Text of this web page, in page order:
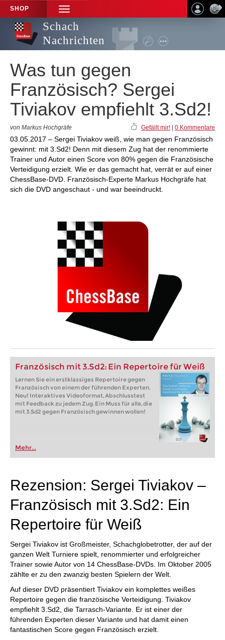
SHOP
TOGGLE
NAVIGATION
Schach
Nachrichten
Was tun gegen
Französisch? Sergei
Tiviakov empfiehlt 3.Sd2!
von Markus Hochgräfe Gefällt mir! 0 Kommentare
03.05.2017 – Sergei Tiviakov weiß, wie man gegen Französisch
gewinnt: mit 3.Sd2! Denn mit diesem Zug hat der renommierte
Trainer und Autor einen Score von 80% gegen die Französische
Verteidigung erzielt. Wie er das gemacht hat, verrät er auf einer
ChessBase-DVD. Französisch-Experte Markus Hochgräfe hat
sich die DVD angeschaut - und war beeindruckt.
Französisch mit 3.Sd2: Ein Repertoire für Weiß
Lernen Sie ein erstklassiges Repertoire gegen
Französisch von einem der führenden Experten.
Neu! Interaktives Videoformat, Abschlusstest
mit Feedback zu jedem Zug. Ein Muss für alle, die
mit 3.Sd2 gegen Französisch gewinnen wollen!
Mehr...
Rezension: Sergei Tiviakov –
Französisch mit 3.Sd2: Ein
Repertoire für Weiß
Sergei Tiviakov ist Großmeister, Schachglobetrotter, der auf der
ganzen Welt Turniere spielt, renommierter und erfolgreicher
Trainer sowie Autor von 14 ChessBase-DVDs. Im Oktober 2005
zählte er zu den zwanzig besten Spielern der Welt.
Auf dieser DVD präsentiert Tiviakov ein komplettes weißes
Repertoire gegen die französische Verteidigung. Tiviakov
empfiehlt 3.Sd2, die Tarrasch-Variante. Er ist einer der
führenden Experten dieser Variante und hat damit einen
fantastischen Score gegen Französisch erzielt.